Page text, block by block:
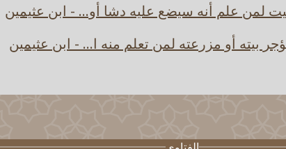
لمن علم أنه سيضع عليه دشا أو... - ابن عثيمين
بيته أو مزرعته لمن تعلم منه ا... - ابن عثيمين